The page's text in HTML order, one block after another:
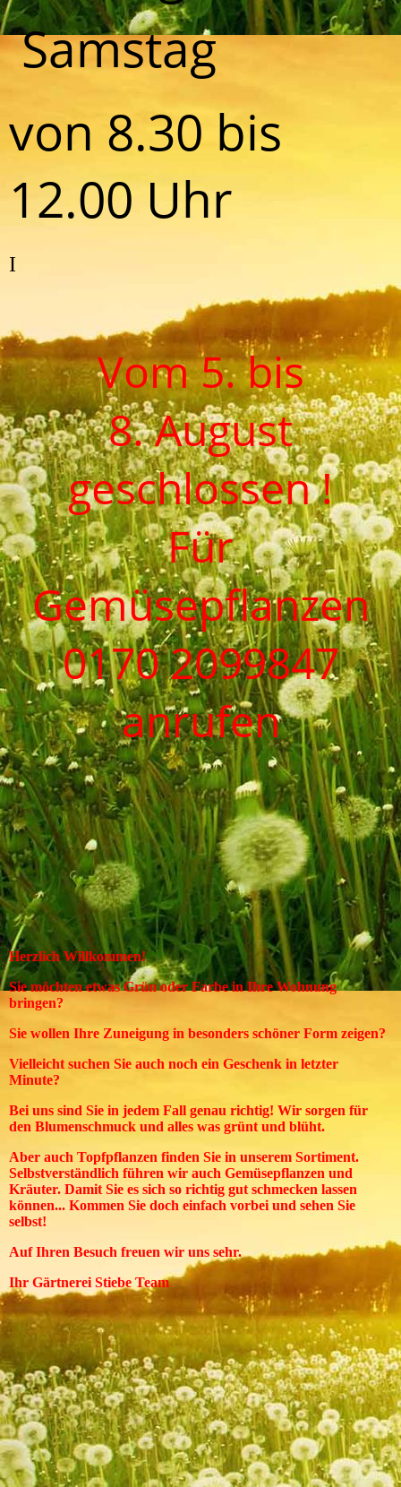
Samstag
von 8.30 bis
12.00 Uhr
I
Vom 5. bis
8. August
geschlossen !
Für
Gemüsepflanzen
0170 2099847
anrufen
Herzlich Willkommen!
Sie möchten etwas Grün oder Farbe in Ihre Wohnung
bringen?
Sie wollen Ihre Zuneigung in besonders schöner Form zeigen?
Vielleicht suchen Sie auch noch ein Geschenk in letzter
Minute?
Bei uns sind Sie in jedem Fall genau richtig! Wir sorgen für
den Blumenschmuck und alles was grünt und blüht.
Aber auch Topfpflanzen finden Sie in unserem Sortiment.
Selbstverständlich führen wir auch Gemüsepflanzen und
Kräuter. Damit Sie es sich so richtig gut schmecken lassen
können... Kommen Sie doch einfach vorbei und sehen Sie
selbst!
Auf Ihren Besuch freuen wir uns sehr.
Ihr Gärtnerei Stiebe Team